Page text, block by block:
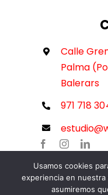
Calle
Palma
Balerars
971 718
Usamos cookies
experiencia en
asumiremos